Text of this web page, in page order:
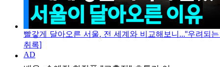
빨갛게 달아오른 서울, 전 세계와 비교해보니..."우려되
취록]